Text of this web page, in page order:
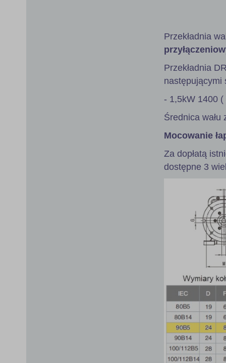
Przekładnia
Przekładnia
następującymi
- 1,5kW 1400 (
Średnica wału
Mocowanie
Za dopłatą
dostępne 3